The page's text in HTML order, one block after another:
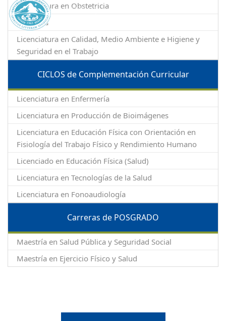
Licenciatura en Obstetricia
Medicina
Licenciatura en Calidad, Medio Ambiente e Higiene y
Seguridad en el Trabajo
CICLOS de Complementación Curricular
Licenciatura en Enfermería
Licenciatura en Producción de Bioimágenes
Licenciatura en Educación Física con Orientación en
Fisiología del Trabajo Físico y Rendimiento Humano
Licenciado en Educación Física (Salud)
Licenciatura en Tecnologías de la Salud
Licenciatura en Fonoaudiología
Carreras de POSGRADO
Maestría en Salud Pública y Seguridad Social
Maestría en Ejercicio Físico y Salud